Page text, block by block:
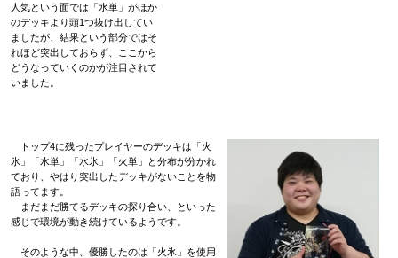
人気という面では「水単」がほか
のデッキより頭1つ抜け出してい
ましたが、結果という部分ではそ
れほど突出しておらず、ここから
どうなっていくのかが注目されて
いました。
トップ4に残ったプレイヤーのデッキは「火
氷」「水単」「水氷」「火単」と分布が分かれ
ており、やはり突出したデッキがないことを物
語ってます。
まだまだ勝てるデッキの探り合い、といった
感じで環境が動き続けているようです。
そのような中、優勝したのは「火氷」を使用